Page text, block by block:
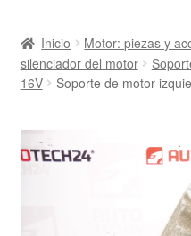
navegación
Caja registradora
Contacto
Inicio Motor: piezas y
silenciador del motor
16V
Soporte de motor